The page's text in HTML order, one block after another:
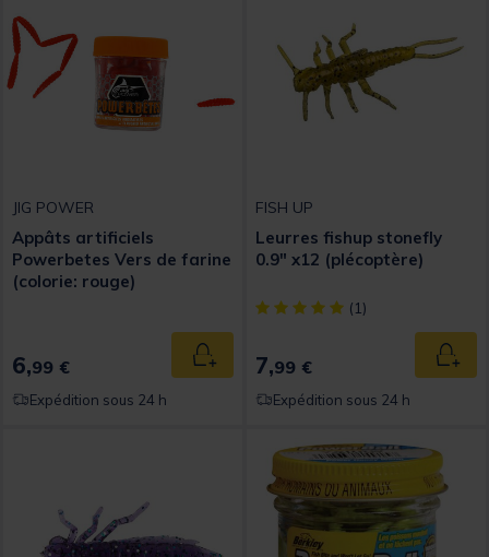
JIG POWER
Appâts artificiels
Powerbetes Vers de farine
(colorie: rouge)
6,99 € Ajouter au panier
Expédition sous 24 h
FISH UP
Leurres fishup stonefly
0.9" x12 (plécoptère)
[object Object] out of 5
(1)
7,99 €
Expédition sous 24 h